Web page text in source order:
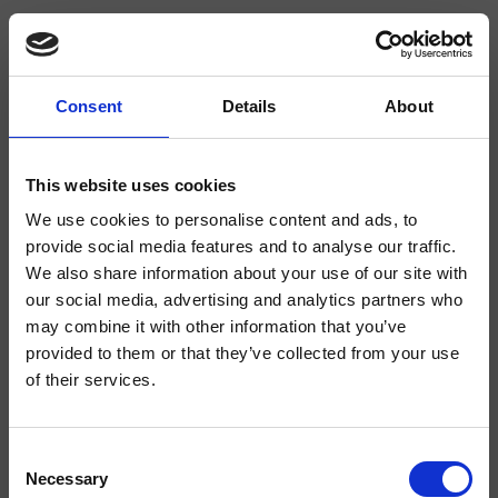
Consent Details About
This website uses cookies
We use cookies to personalise content and ads, to
provide social media features and to analyse our traffic.
We also share information about your use of our site with
our social media, advertising and analytics partners who
may combine it with other information that you’ve
provided to them or that they’ve collected from your use
of their services.
Selection
Necessary
CRIDE928
Delta - CRISTINA Design Lab
1-Loch Waschtisch-Einhandmischer Regular, mit seitlicher mechanischer
Mischung und verstellbarem Auslauf ohne Ablaufgarnitur